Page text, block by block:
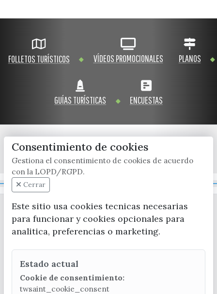
FOLLETOS TURÍSTICOS VÍDEOS PROMOCIONALES PLANOS
GUÍAS TURÍSTICAS ENCUESTAS
x / twitter facebook youtube instagram
CONTACTA CON LA OFICINA DE TURISMO
(+34) 952 541 104
Consentimiento de cookies
Gestiona el consentimiento de cookies de acuerdo
con la LOPD/RGPD.
Cerrar
Este sitio usa cookies tecnicas necesarias
para funcionar y cookies opcionales para
analitica, preferencias o marketing.
Estado actual
Cookie de consentimiento:
twsaint_cookie_consent